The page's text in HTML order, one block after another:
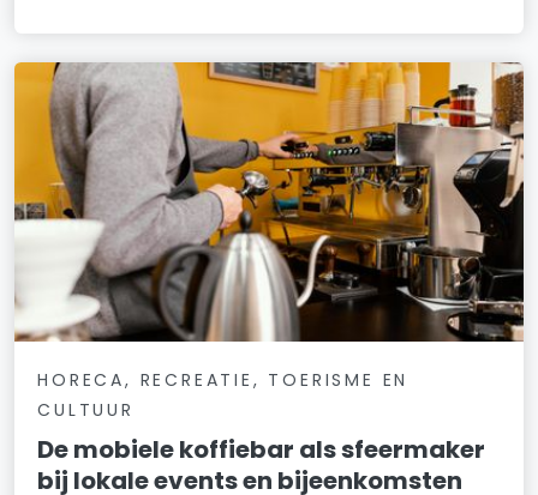
HORECA, RECREATIE, TOERISME EN
CULTUUR
De mobiele koffiebar als sfeermaker
bij lokale events en bijeenkomsten